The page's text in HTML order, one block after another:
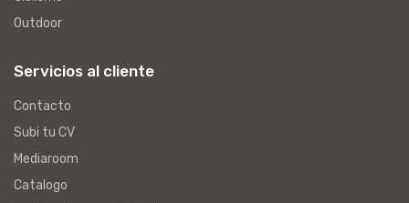
Outdoor
Servicios al cliente
Contacto
Subi tu CV
Mediaroom
Catalogo